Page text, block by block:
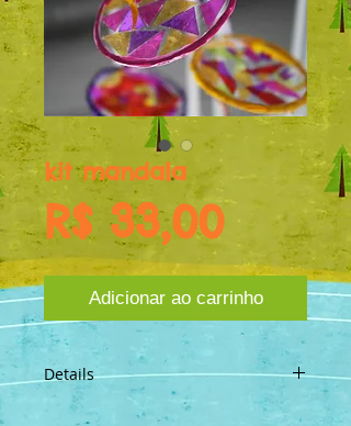
kit mandala
R$ 33,00Preço
Adicionar ao carrinho
Details
Esse kit contém: